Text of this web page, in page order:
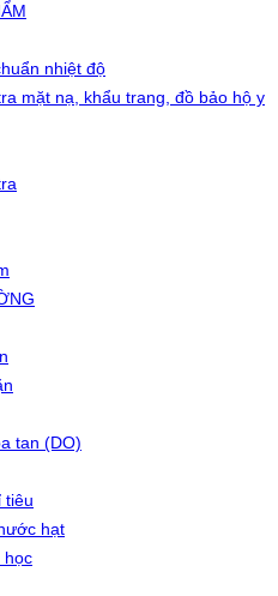
nhiệt độ
mặt nạ, khẩu trang, đồ bảo hộ y
tan (DO)
tiêu
hạt
học